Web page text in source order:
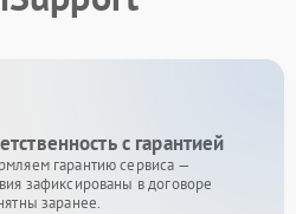
с гарантией
гарантию сервиса —
зафиксированы в договоре
заранее.